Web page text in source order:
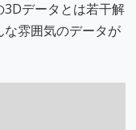
データとは若干解
雰囲気のデータが